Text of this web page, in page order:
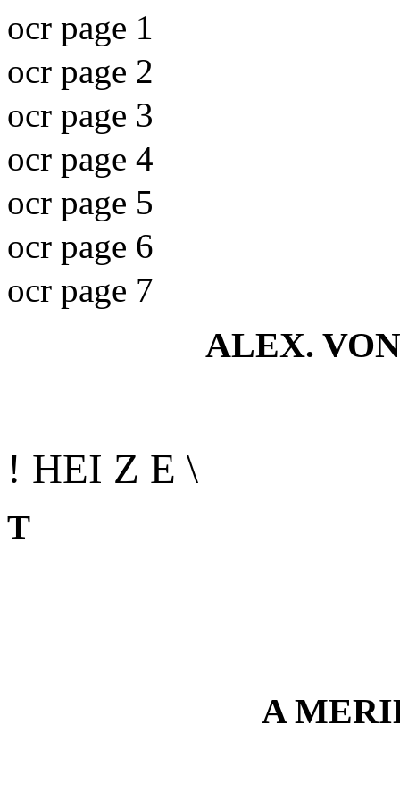
ocr page 1
ocr page 2
ocr page 3
ocr page 4
ocr page 5
ocr page 6
ocr page 7
ALEX.
! HEI Z E \
T
A